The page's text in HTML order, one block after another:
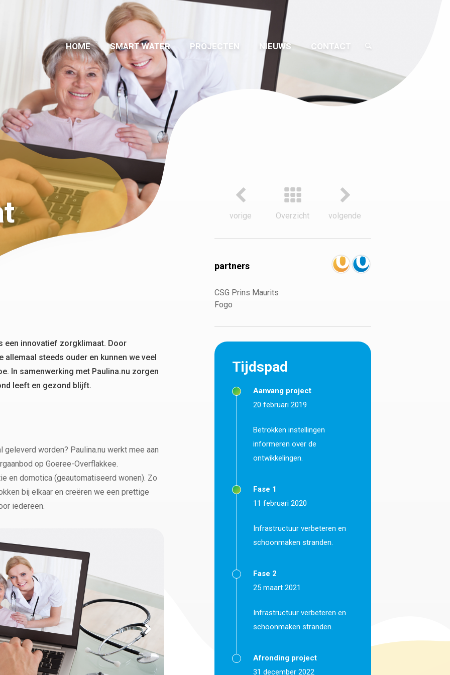
HOME SMART WATER PROJECTEN NIEUWS CONTACT
een innovatief zorgklimaat. Door
steeds ouder en kunnen we veel
In samenwerking met Paulina.nu zorgen
leeft en gezond blijft.
worden? Paulina.nu werkt mee aan
op Goeree-Overflakkee.
en domotica (geautomatiseerd wonen). Zo
bij elkaar en creëren we een prettige
iedereen.
vorige Overzicht volgende
partners
CSG Prins Maurits
Fogo
Tijdspad
Aanvang project
20 februari 2019
Betrokken instellingen
informeren over de
ontwikkelingen.
Fase 1
11 februari 2020
Infrastructuur verbeteren en
schoonmaken stranden.
Fase 2
25 maart 2021
Infrastructuur verbeteren en
schoonmaken stranden.
Afronding project
31 december 2022